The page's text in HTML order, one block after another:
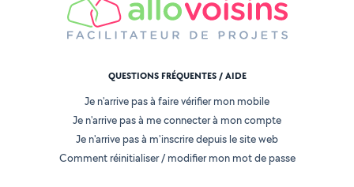
QUESTIONS FRÉQUENTES / AIDE
Je n'arrive pas à faire vérifier mon mobile
Je n'arrive pas à me connecter à mon compte
Je n'arrive pas à m'inscrire depuis le site web
Comment réinitialiser / modifier mon mot de passe